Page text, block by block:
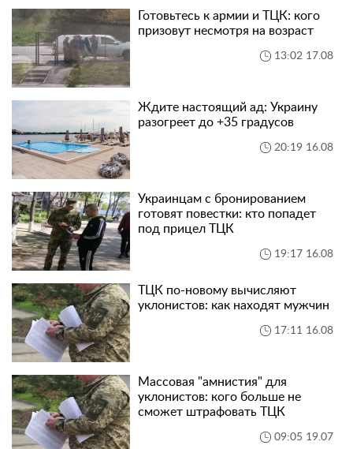
Готовьтесь к армии и ТЦК: кого
призовут несмотря на возраст
13:02 17.08
Ждите настоящий ад: Украину
разогреет до +35 градусов
20:19 16.08
Украинцам с бронированием
готовят повестки: кто попадет
под прицел ТЦК
19:17 16.08
ТЦК по-новому вычисляют
уклонистов: как находят мужчин
17:11 16.08
Массовая "амнистия" для
уклонистов: кого больше не
сможет штрафовать ТЦК
09:05 19.07